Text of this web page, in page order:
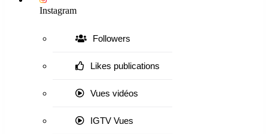
Instagram
Followers
Likes publications
Vues vidéos
IGTV Vues